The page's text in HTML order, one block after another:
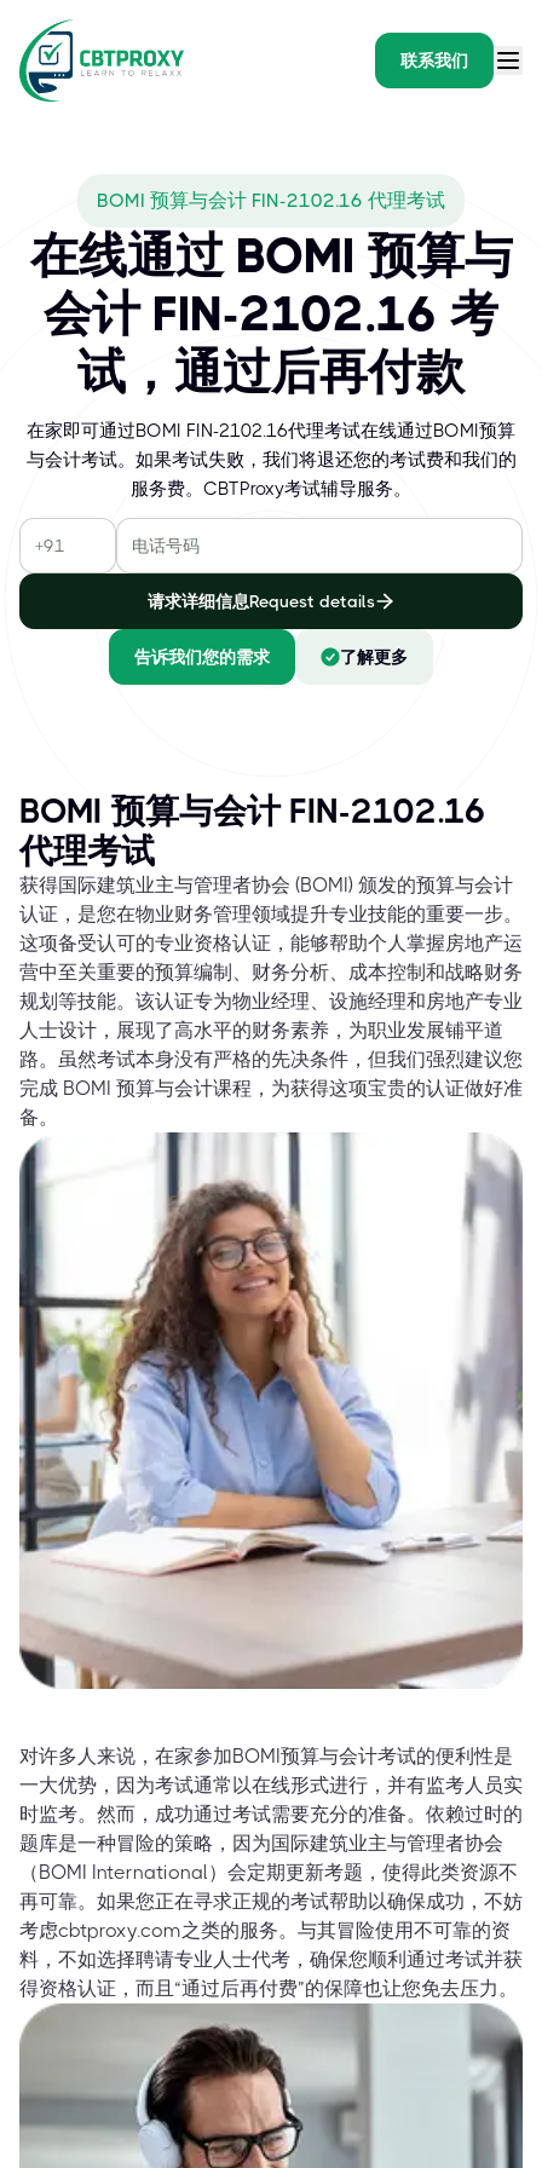
联系我们
BOMI 预算与会计 FIN-2102.16 代理考试
在线通过 BOMI 预算与
会计 FIN-2102.16 考
试，通过后再付款
在家即可通过BOMI FIN-2102.16代理考试在线通过BOMI预算
与会计考试。如果考试失败，我们将退还您的考试费和我们的
服务费。CBTProxy考试辅导服务。
请求详细信息Request details
告诉我们您的需求 了解更多
BOMI 预算与会计 FIN-2102.16
代理考试
获得国际建筑业主与管理者协会 (BOMI) 颁发的预算与会计
认证，是您在物业财务管理领域提升专业技能的重要一步。
这项备受认可的专业资格认证，能够帮助个人掌握房地产运
营中至关重要的预算编制、财务分析、成本控制和战略财务
规划等技能。该认证专为物业经理、设施经理和房地产专业
人士设计，展现了高水平的财务素养，为职业发展铺平道
路。虽然考试本身没有严格的先决条件，但我们强烈建议您
完成 BOMI 预算与会计课程，为获得这项宝贵的认证做好准
备。
对许多人来说，在家参加BOMI预算与会计考试的便利性是
一大优势，因为考试通常以在线形式进行，并有监考人员实
时监考。然而，成功通过考试需要充分的准备。依赖过时的
题库是一种冒险的策略，因为国际建筑业主与管理者协会
（BOMI International）会定期更新考题，使得此类资源不
再可靠。如果您正在寻求正规的考试帮助以确保成功，不妨
考虑cbtproxy.com之类的服务。与其冒险使用不可靠的资
料，不如选择聘请专业人士代考，确保您顺利通过考试并获
得资格认证，而且“通过后再付费”的保障也让您免去压力。